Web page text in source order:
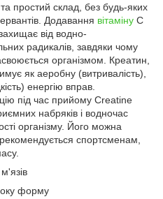
простий склад, без будь-яких
Додавання вітаміну С
від водно-
радикалів, завдяки чому
організмом. Креатин,
як аеробну (витривалість),
енергію вправ.
під час прийому Creatine
набряків і водночас
організму. Його можна
спортсменам,
форму